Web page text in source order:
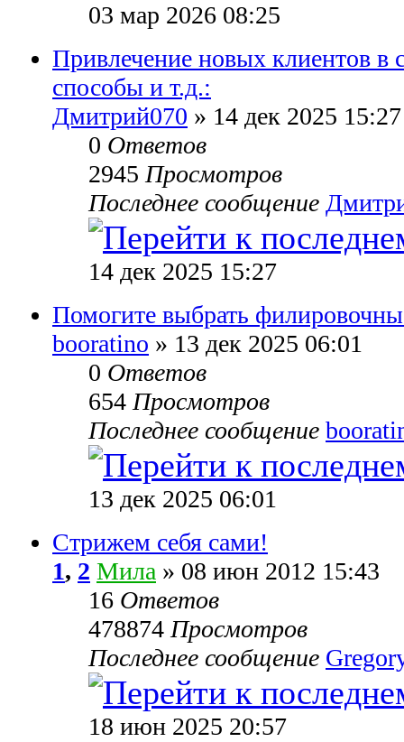
03 мар 2026 08:25
Привлечение новых клиентов в
способы и т.д.:
Дмитрий070 » 14 дек 2025 15:27
0 Ответов
2945Просмотров
Последнее сообщение
14 дек 2025 15:27
Помогите выбрать
booratino » 13 дек 2025 06:01
0 Ответов
654Просмотров
Последнее сообщение
13 дек 2025 06:01
Стрижем себя сами!
1, 2 Мила » 08 июн 2012 15:43
16 Ответов
478874Просмотров
Последнее сообщение
18 июн 2025 20:57